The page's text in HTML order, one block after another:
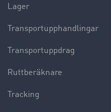
Lager
Transportupphandlingar
Transportuppdrag
Ruttberäknare
Tracking